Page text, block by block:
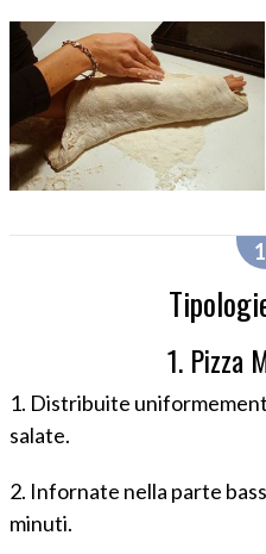
1. Pizza
1. Distribuite
salate.
2. Infornate nella parte
minuti.